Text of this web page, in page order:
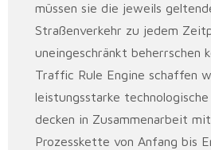
müssen sie die jeweils
Straßenverkehr zu jedem
uneingeschränkt beherrschen
Traffic Rule Engine schaffen
leistungsstarke
decken in Zusammenarbeit
Prozesskette von Anfang bis